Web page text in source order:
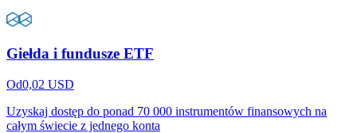
Giełda i fundusze ETF
Od0,02 USD
Uzyskaj dostęp do ponad 70 000 instrumentów finansowych na
całym świecie z jednego konta